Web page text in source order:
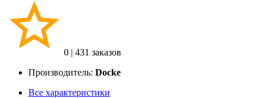
0 | 431 заказов
Производитель: Docke
Все характеристики